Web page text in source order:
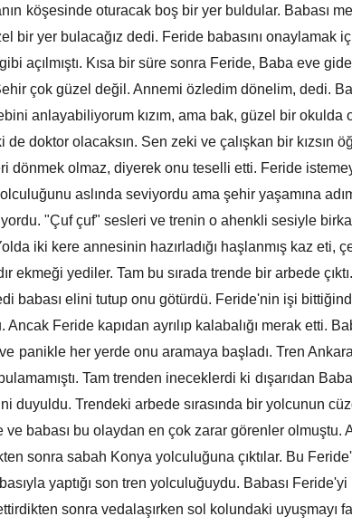
köşesinde oturacak boş bir yer buldular. Babası
bir yer bulacağız dedi. Feride babasını onaylamak
açılmıştı. Kısa bir süre sonra Feride, Baba eve
çok güzel değil. Annemi özledim dönelim, dedi.
anlayabiliyorum kızım, ama bak, güzel bir okulda
de doktor olacaksın. Sen zeki ve çalışkan bir kızsın
dönmek olmaz, diyerek onu teselli etti. Feride
aslında seviyordu ama şehir yaşamına
"Çuf çuf" sesleri ve trenin o ahenkli sesiyle
iki kere annesinin hazırladığı haşlanmış kaz eti,
ekmeği yediler. Tam bu sırada trende bir arbede
babası elini tutup onu götürdü. Feride'nin işi
Feride kapıdan ayrılıp kalabalığı merak etti.
panikle her yerde onu aramaya başladı. Tren Ankara
Tam trenden ineceklerdi ki dışarıdan
duyuldu. Trendeki arbede sırasında bir yolcunun
ve babası bu olaydan en çok zarar görenler olmuştu.
sonra sabah Konya yolculuğuna çıktılar. Bu
yaptığı son tren yolculuğuydu. Babası Feride'yi
sonra vedalaşırken sol kolundaki uyuşmayı